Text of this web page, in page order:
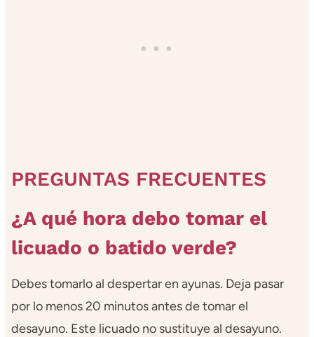
PREGUNTAS FRECUENTES
¿A qué hora debo tomar el
licuado o batido verde?
Debes tomarlo al despertar en ayunas. Deja pasar
por lo menos 20 minutos antes de tomar el
desayuno. Este licuado no sustituye al desayuno.